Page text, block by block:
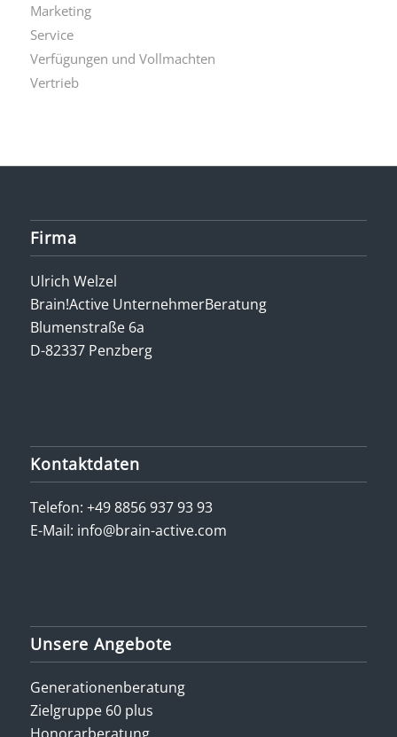
Marketing
Service
Verfügungen und Vollmachten
Vertrieb
Firma
Ulrich Welzel
Brain!Active UnternehmerBeratung
Blumenstraße 6a
D-82337 Penzberg
Kontaktdaten
Telefon: +49 8856 937 93 93
E-Mail: info@brain-active.com
Unsere Angebote
Generationenberatung
Zielgruppe 60 plus
Honorarberatung